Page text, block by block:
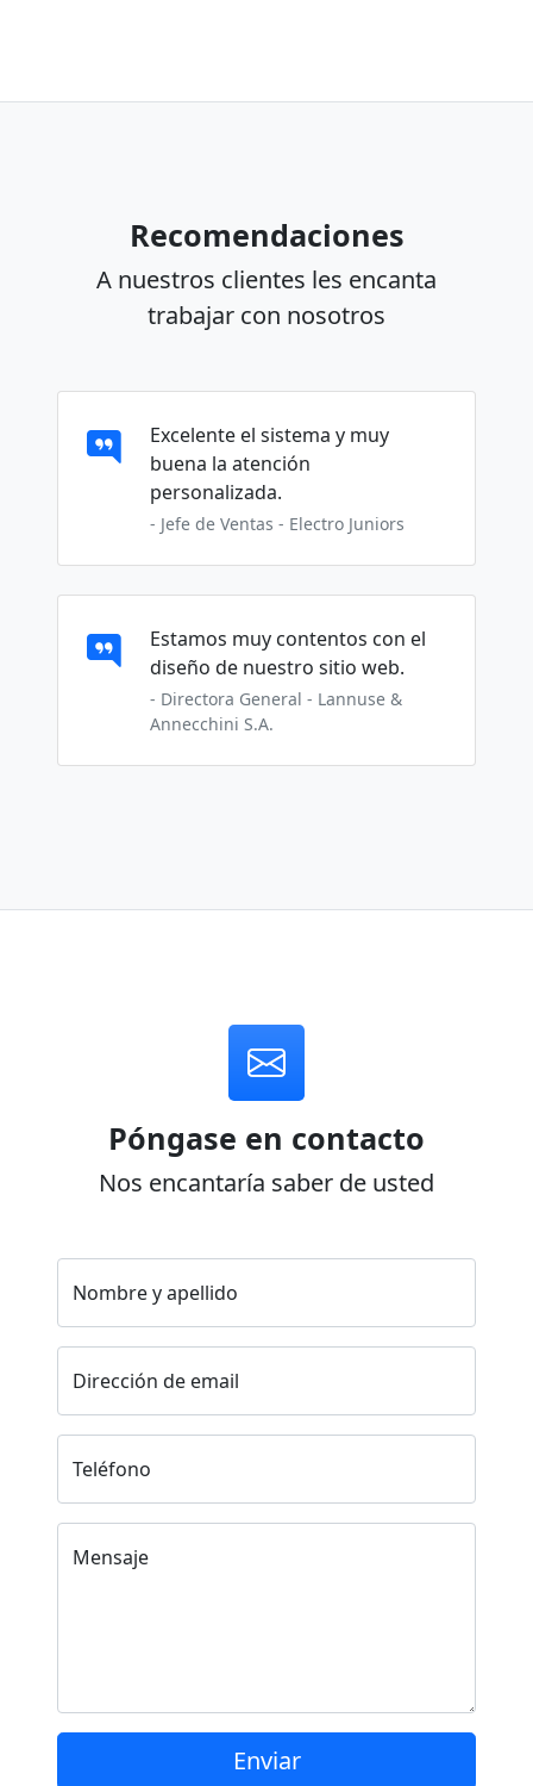
Recomendaciones
A nuestros clientes les encanta
trabajar con nosotros
Excelente el sistema y muy
buena la atención
personalizada.
- Jefe de Ventas - Electro Juniors
Estamos muy contentos con el
diseño de nuestro sitio web.
- Directora General - Lannuse &
Annecchini S.A.
Póngase en contacto
Nos encantaría saber de usted
Nombre y apellido
Dirección de email
Teléfono
Mensaje
Enviar